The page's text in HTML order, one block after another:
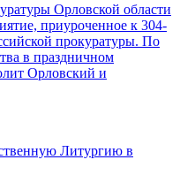
Орловской области
приуроченное к 304-
прокуратуры. По
в праздничном
Орловский и